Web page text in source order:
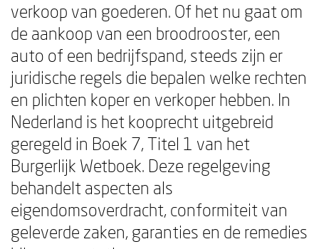
verkoop van goederen. Of het nu gaat om
de aankoop van een broodrooster, een
auto of een bedrijfspand, steeds zijn er
juridische regels die bepalen welke rechten
en plichten koper en verkoper hebben. In
Nederland is het kooprecht uitgebreid
geregeld in Boek 7, Titel 1 van het
Burgerlijk Wetboek. Deze regelgeving
behandelt aspecten als
eigendomsoverdracht, conformiteit van
geleverde zaken, garanties en de remedies